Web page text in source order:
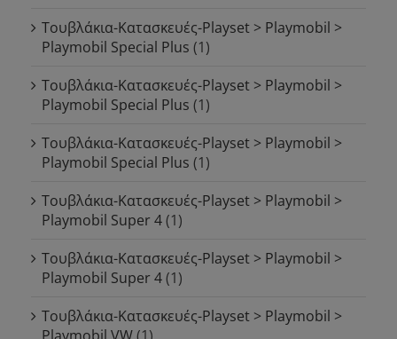
Τουβλάκια-Κατασκευές-Playset > Playmobil >
Playmobil Special Plus (1)
Τουβλάκια-Κατασκευές-Playset > Playmobil >
Playmobil Special Plus (1)
Τουβλάκια-Κατασκευές-Playset > Playmobil >
Playmobil Special Plus (1)
Τουβλάκια-Κατασκευές-Playset > Playmobil >
Playmobil Super 4(1)
Τουβλάκια-Κατασκευές-Playset > Playmobil >
Playmobil Super 4(1)
Τουβλάκια-Κατασκευές-Playset > Playmobil >